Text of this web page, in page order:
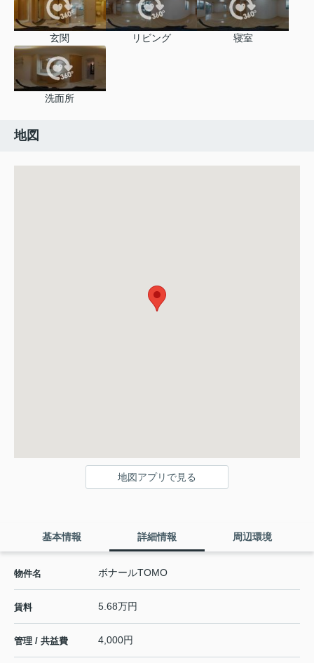
玄関 リビング 寝室
洗面所
地図
地図アプリで見る
基本情報 詳細情報 周辺環境
物件名 ボナールTOMO
賃料 5.68万円
管理 / 共益費 4,000円